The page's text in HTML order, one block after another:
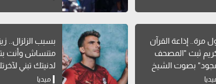
مرة.. إذاعة القرآن
ثبث "المصحف
بصوت الشيخ
البنا
بسبب الزلزال..
متنساش وأنت
لدنيتك تبني
ميديا